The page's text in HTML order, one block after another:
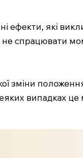
ефекти, які
не спрацювати
зміни
випадках це